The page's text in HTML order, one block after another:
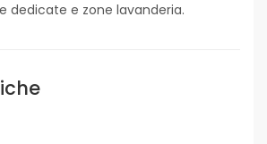
dedicate e zone lavanderia.